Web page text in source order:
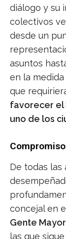
diálogo y su
colectivos
desde un
asuntos
en la
que
favorecer el
uno de los
De todas las
concejal en
Gente
las que